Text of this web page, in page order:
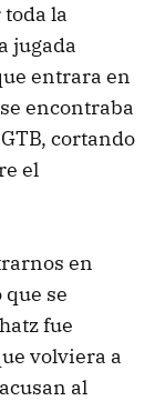
la
jugada
entrara en
encontraba
cortando
el
en
se
fue
volviera a
al